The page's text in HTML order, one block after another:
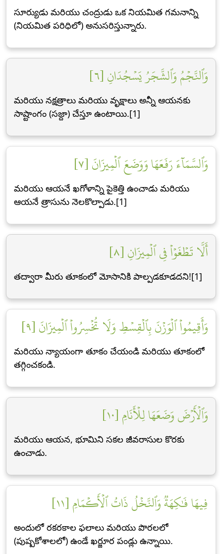
సూర్యుడు మరియు చంద్రుడు ఒక నియమిత గమనాన్ని
(నియమిత పరిధిలో) అనుసరిస్తున్నారు.
وَٱلنَّجۡمُ وَٱلشَّجَرُ يَسۡجُدَانِ [٦]
మరియు నక్షత్రాలు మరియు వృక్షాలు అన్నీ ఆయనకు
సాష్టాంగం (సజ్దా) చేస్తూ ఉంటాయి.[1]
وَٱلسَّمَآءَ رَفَعَهَا وَوَضَعَ ٱلۡمِيزَانَ [٧]
మరియు ఆయనే ఖగోళాన్ని పైకెత్తి ఉంచాడు మరియు
ఆయనే త్రాసును నెలకొల్పాడు.[1]
أَلَّا تَطۡغَوۡاْ فِي ٱلۡمِيزَانِ [٨]
తద్వారా మీరు తూకంలో మోసానికి పాల్పడకూడదని![1]
وَأَقِيمُواْ ٱلۡوَزۡنَ بِٱلۡقِسۡطِ وَلَا تُخۡسِرُواْ ٱلۡمِيزَانَ [٩]
మరియు న్యాయంగా తూకం చేయండి మరియు తూకంలో
తగ్గించకండి.
وَٱلۡأَرۡضَ وَضَعَهَا لِلۡأَنَامِ [١٠]
మరియు ఆయన, భూమిని సకల జీవరాసుల కొరకు
ఉంచాడు.
فِيهَا فَٰكِهَةٞ وَٱلنَّخۡلُ ذَاتُ ٱلۡأَكۡمَامِ [١١]
అందులో రకరకాల ఫలాలు మరియు పొరలలో
(పుష్పకోశాలలో) ఉండే ఖర్జూర పండ్లు ఉన్నాయి.